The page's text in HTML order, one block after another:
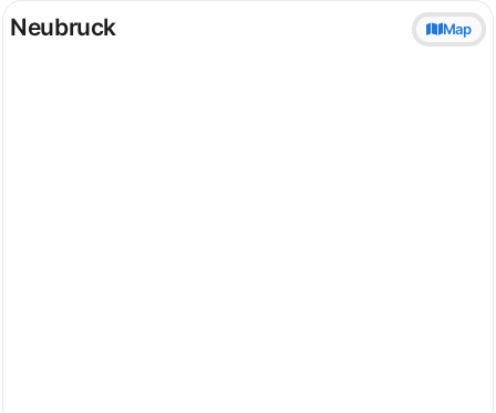
Neubruck Map